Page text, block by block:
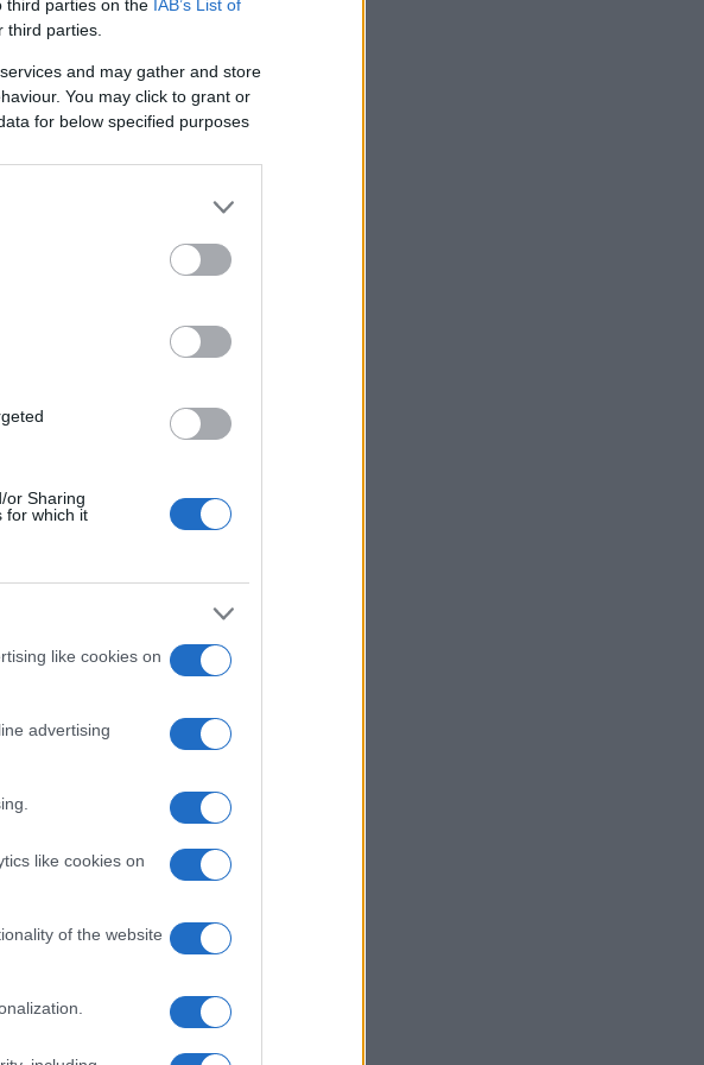
third parties on the IAB’s List of
parties.
and may gather and store
You may click to grant or
for below specified purposes
or Sharing
for which it
like cookies on
advertising
like cookies on
of the website
4 με 5
της
Ιονίου
Παραλίες: Πάνω από 1.500 έλεγχοι σε
όλη τη χώρα – Τρεις συλλήψεις και
ΔΙΕΘΝΗ
07/08/26 - 15:51
τα εξαντλημένα αποθέματα όπλων
στον πόλεμο με το Ιράν
07/08/26 - 15:43
Πούτιν και ο κίνδυνος του χάους
ΕΛΛΑΔΑ
Μπλόκο της γερμανικής αστυνομίας
στη ρωσόφωνη μαφία: Συνελήφθη
Τραμπ: «Ίσως είμαι ο τελευταίος
δήλωσε για Ιράν, Κίνα, Τεχνητή
Νοημοσύνη και κρυπτονομίσματα
07/08/26 - 15:15
Ρωσία: Ο Πούτιν πωλεί το 30,4% του
αεροδρομίου Σερεμέτιεβο για να
«ανασάνει» ο κρατικός
ΔΙΕΘΝΗ
07/08/26 - 15:10
αμυντικές βιομηχανίες: Στο
στόχαστρο στελέχη πίσω από τους
πυραύλους Iskander και Sarmat